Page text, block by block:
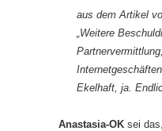
aus dem Artikel
„Weitere
Ekelhaft, ja.
Anastasia-OK sei